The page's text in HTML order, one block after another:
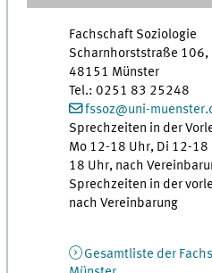
Fachschaft Soziologie
Scharnhorststraße 106,
48151 Münster
Tel.: 0251 83 25248
fssoz@uni-
Sprechzeiten in der
Mo 12-18 Uhr, Di 12-
18 Uhr, nach
Sprechzeiten in der
nach Vereinbarung
Gesamtliste der